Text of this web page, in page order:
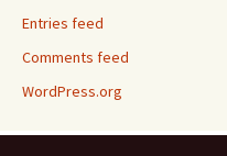
Entries feed
Comments feed
WordPress.org